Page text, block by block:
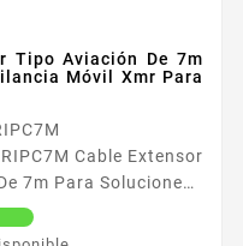
Tipo Aviación De 7m
Móvil Xmr Para
Cable Extensor
7m Para Soluciones
Para Soluciones Ip
para caacutemaras IP